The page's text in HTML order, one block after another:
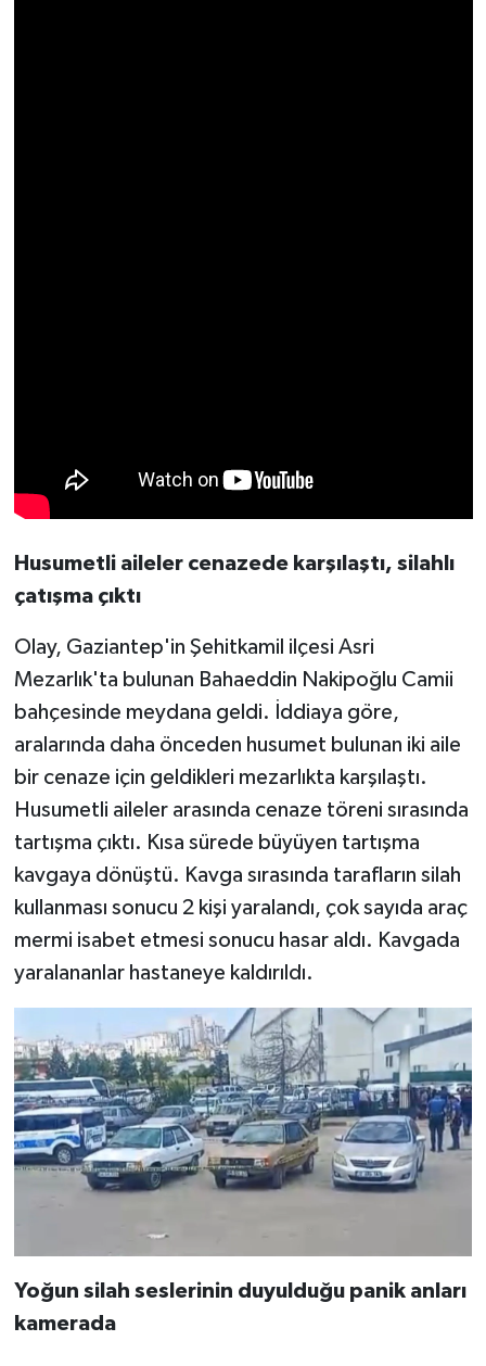
Husumetli aileler cenazede karşılaştı, silahlı
çatışma çıktı
Olay, Gaziantep'in Şehitkamil ilçesi Asri
Mezarlık'ta bulunan Bahaeddin Nakipoğlu Camii
bahçesinde meydana geldi. İddiaya göre,
aralarında daha önceden husumet bulunan iki aile
bir cenaze için geldikleri mezarlıkta karşılaştı.
Husumetli aileler arasında cenaze töreni sırasında
tartışma çıktı. Kısa sürede büyüyen tartışma
kavgaya dönüştü. Kavga sırasında tarafların silah
kullanması sonucu 2 kişi yaralandı, çok sayıda araç
mermi isabet etmesi sonucu hasar aldı. Kavgada
yaralananlar hastaneye kaldırıldı.
Yoğun silah seslerinin duyulduğu panik anları
kamerada